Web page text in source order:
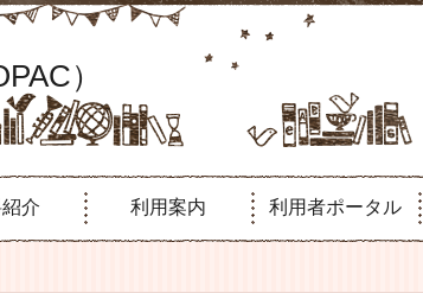
）
介 利用案内 利用者ポータル